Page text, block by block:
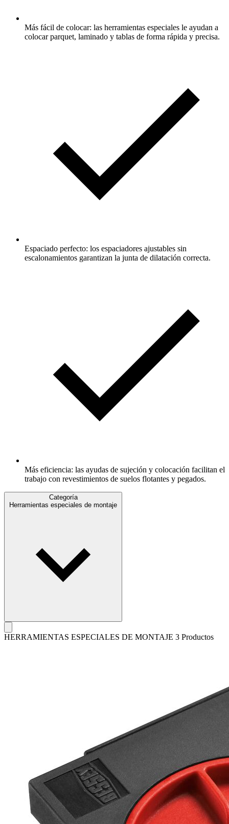
Más fácil de colocar: las herramientas especiales le ayudan a
colocar parquet, laminado y tablas de forma rápida y precisa.
Espaciado perfecto: los espaciadores ajustables sin
escalonamientos garantizan la junta de dilatación correcta.
Más eficiencia: las ayudas de sujeción y colocación facilitan el
trabajo con revestimientos de suelos flotantes y pegados.
Categoría
Herramientas especiales de montaje
HERRAMIENTAS ESPECIALES DE MONTAJE 3 Productos